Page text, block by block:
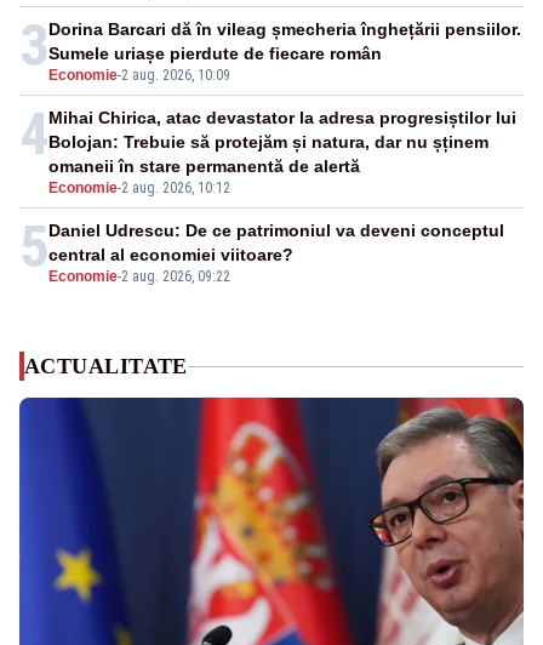
3 Economie-2 aug. 2026, 10:09
Dorina Barcari dă în vileag șmecheria înghețării pensiilor.
Sumele uriașe pierdute de fiecare român
4
Economie-2 aug. 2026, 10:12
Mihai Chirica, atac devastator la adresa progresiștilor lui
Bolojan: Trebuie să protejăm și natura, dar nu șținem
omaneii în stare permanentă de alertă
5 Economie-2 aug. 2026, 09:22
Daniel Udrescu: De ce patrimoniul va deveni conceptul
central al economiei viitoare?
ACTUALITATE